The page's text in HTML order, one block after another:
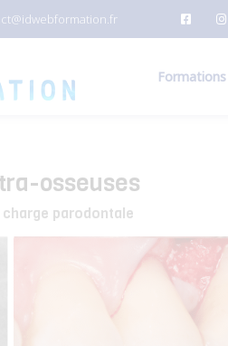
Formations
osseuses
parodontale